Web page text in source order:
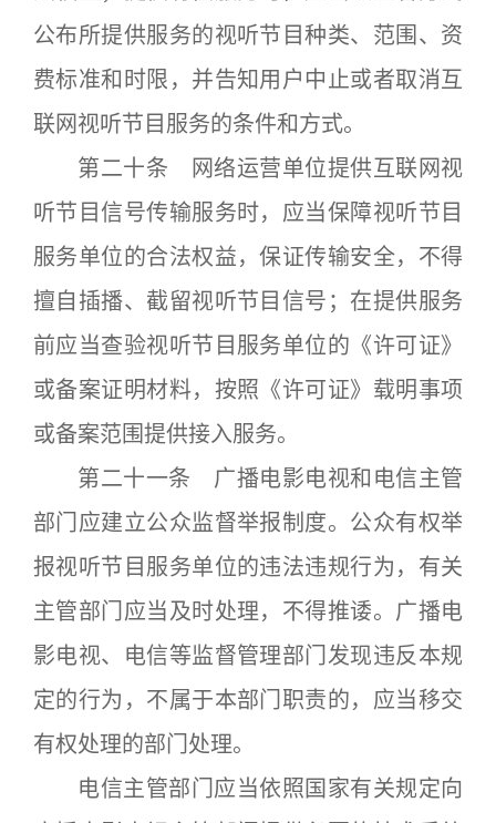
公布所提供服务的视听节目种类、范围、资
费标准和时限，并告知用户中止或者取消互
联网视听节目服务的条件和方式。
第二十条 网络运营单位提供互联网视
听节目信号传输服务时，应当保障视听节目
服务单位的合法权益，保证传输安全，不得
擅自插播、截留视听节目信号；在提供服务
前应当查验视听节目服务单位的《许可证》
或备案证明材料，按照《许可证》载明事项
或备案范围提供接入服务。
第二十一条 广播电影电视和电信主管
部门应建立公众监督举报制度。公众有权举
报视听节目服务单位的违法违规行为，有关
主管部门应当及时处理，不得推诿。广播电
影电视、电信等监督管理部门发现违反本规
定的行为，不属于本部门职责的，应当移交
有权处理的部门处理。
电信主管部门应当依照国家有关规定向